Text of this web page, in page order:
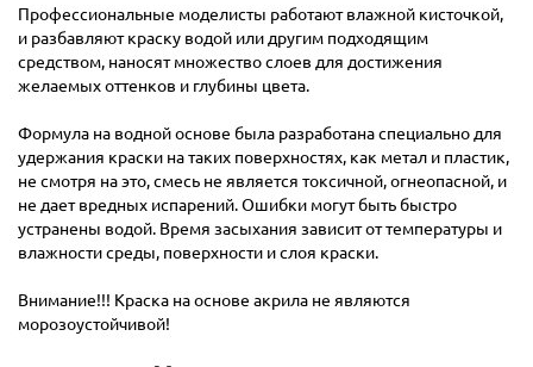
Профессиональные моделисты работают влажной кисточкой,
и разбавляют краску водой или другим подходящим
средством, наносят множество слоев для достижения
желаемых оттенков и глубины цвета.
Формула на водной основе была разработана специально для
удержания краски на таких поверхностях, как метал и пластик,
не смотря на это, смесь не является токсичной, огнеопасной, и
не дает вредных испарений. Ошибки могут быть быстро
устранены водой. Время засыхания зависит от температуры и
влажности среды, поверхности и слоя краски.
Внимание!!! Краска на основе акрила не являются
морозоустойчивой!